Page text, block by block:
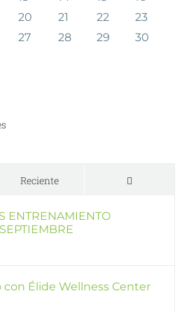
20 21 22
23
27 28 29
30
Reciente
ENTRENAMIENTO
Élide Wellness Center